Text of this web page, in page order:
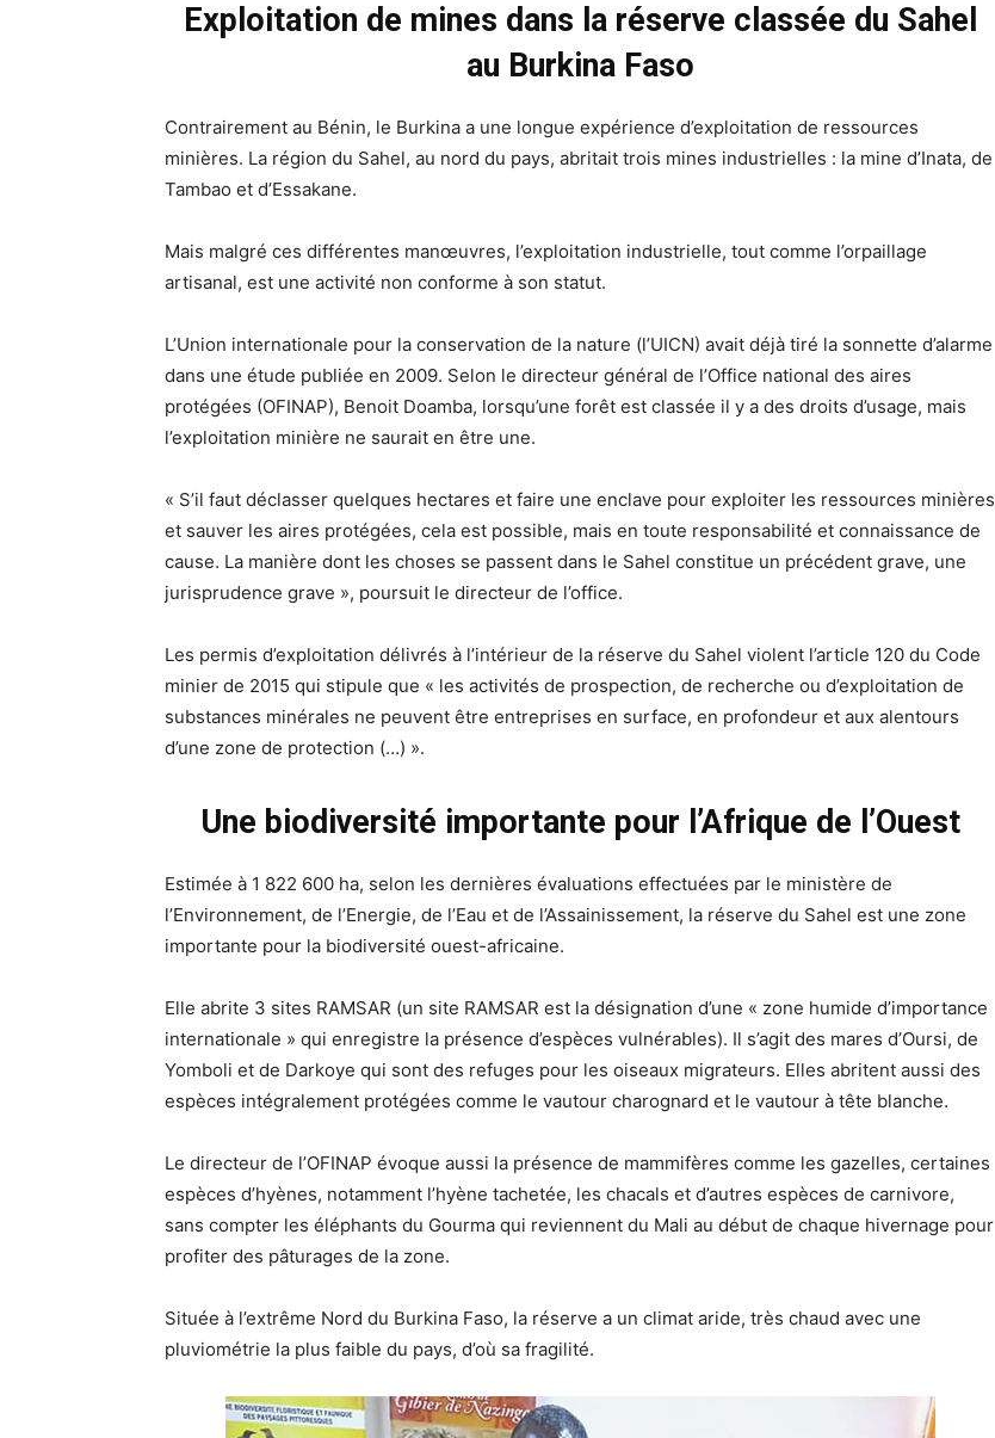
Exploitation de mines dans la réserve classée du Sahel
au Burkina Faso
Contrairement au Bénin, le Burkina a une longue expérience d’exploitation de ressources
minières. La région du Sahel, au nord du pays, abritait trois mines industrielles : la mine d’Inata, de
Tambao et d’Essakane.
Mais malgré ces différentes manœuvres, l’exploitation industrielle, tout comme l’orpaillage
artisanal, est une activité non conforme à son statut.
L’Union internationale pour la conservation de la nature (l’UICN) avait déjà tiré la sonnette d’alarme
dans une étude publiée en 2009. Selon le directeur général de l’Office national des aires
protégées (OFINAP), Benoit Doamba, lorsqu’une forêt est classée il y a des droits d’usage, mais
l’exploitation minière ne saurait en être une.
« S’il faut déclasser quelques hectares et faire une enclave pour exploiter les ressources minières
et sauver les aires protégées, cela est possible, mais en toute responsabilité et connaissance de
cause. La manière dont les choses se passent dans le Sahel constitue un précédent grave, une
jurisprudence grave », poursuit le directeur de l’office.
Les permis d’exploitation délivrés à l’intérieur de la réserve du Sahel violent l’article 120 du Code
minier de 2015 qui stipule que « les activités de prospection, de recherche ou d’exploitation de
substances minérales ne peuvent être entreprises en surface, en profondeur et aux alentours
d’une zone de protection (…) ».
Une biodiversité importante pour l’Afrique de l’Ouest
Estimée à 1 822 600 ha, selon les dernières évaluations effectuées par le ministère de
l’Environnement, de l’Energie, de l’Eau et de l’Assainissement, la réserve du Sahel est une zone
importante pour la biodiversité ouest-africaine.
Elle abrite 3 sites RAMSAR (un site RAMSAR est la désignation d’une « zone humide d’importance
internationale » qui enregistre la présence d’espèces vulnérables). Il s’agit des mares d’Oursi, de
Yomboli et de Darkoye qui sont des refuges pour les oiseaux migrateurs. Elles abritent aussi des
espèces intégralement protégées comme le vautour charognard et le vautour à tête blanche.
Le directeur de l’OFINAP évoque aussi la présence de mammifères comme les gazelles, certaines
espèces d’hyènes, notamment l’hyène tachetée, les chacals et d’autres espèces de carnivore,
sans compter les éléphants du Gourma qui reviennent du Mali au début de chaque hivernage pour
profiter des pâturages de la zone.
Située à l’extrême Nord du Burkina Faso, la réserve a un climat aride, très chaud avec une
pluviométrie la plus faible du pays, d’où sa fragilité.